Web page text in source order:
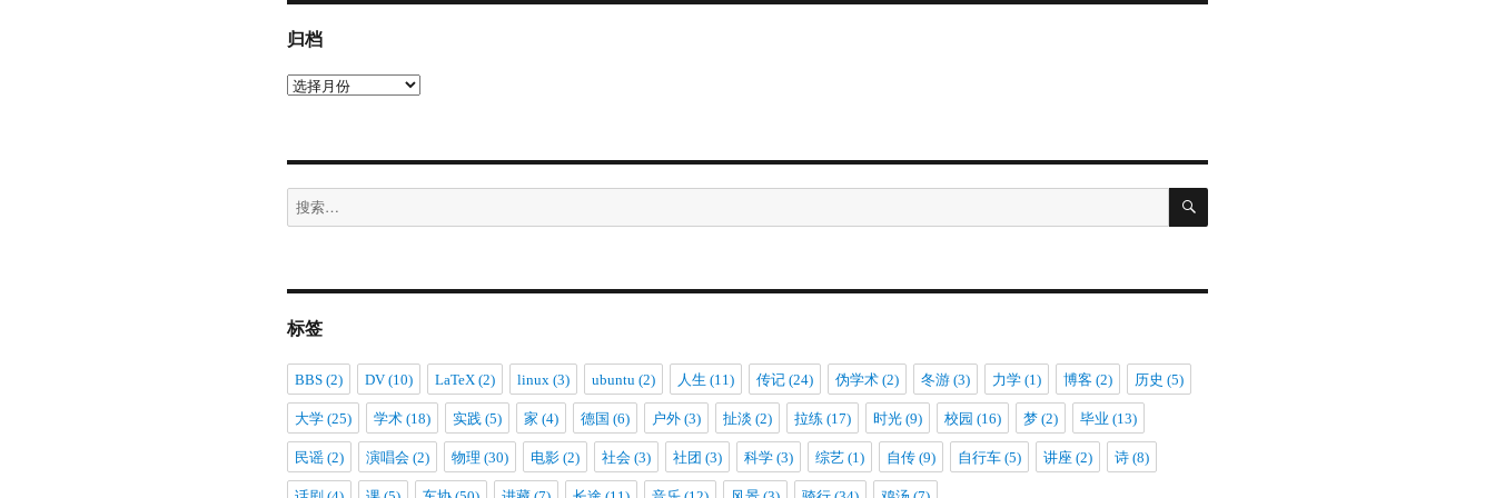
归档
归
搜
索：
搜
标签
BBS(2) DV(10) LaTeX(2) linux(3) ubuntu(2) 人生 (11) 传记(24) 伪学术(2) 冬游(3) 力学(1) 博客 (2) 历史 (5)
大学(25) 学术(18) 实践(5) 家 (4) 德国 (6) 户外(3) 扯淡 (2) 拉练(17) 时光(9) 校园 (16) 梦(2) 毕业 (13)
民谣(2) 演唱会(2) 物理 (30) 电影(2) 社会(3) 社团 (3) 科学(3) 综艺(1) 自传(9) 自行车(5) 讲座(2) 诗(8)